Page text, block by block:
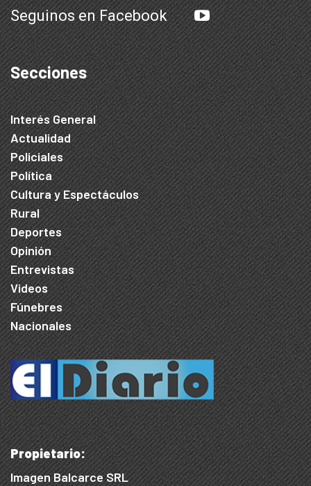
Seguinos en Facebook
Secciones
Interés General
Actualidad
Policiales
Política
Cultura y Espectáculos
Rural
Deportes
Opinión
Entrevistas
Videos
Fúnebres
Nacionales
Propietario:
Imagen Balcarce SRL